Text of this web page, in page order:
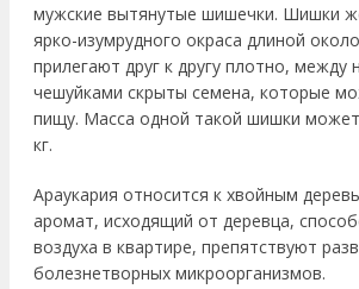
мужские вытянутые шишечки. Шишки
ярко-изумрудного окраса длиной
прилегают друг к другу плотно, между
чешуйками скрыты семена, которые
пищу. Масса одной такой шишки может
кг.
Араукария относится к хвойным
аромат, исходящий от деревца,
воздуха в квартире, препятствуют
болезнетворных микроорганизмов.